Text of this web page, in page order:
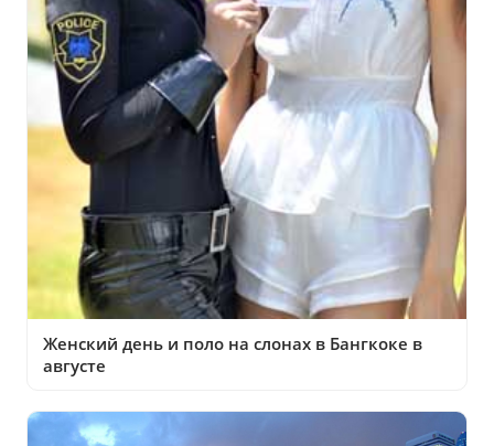
Женский день и поло на слонах в Бангкоке в
августе